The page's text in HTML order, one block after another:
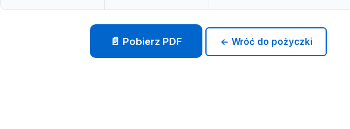
📄 Pobierz PDF ← Wróć do pożyczki